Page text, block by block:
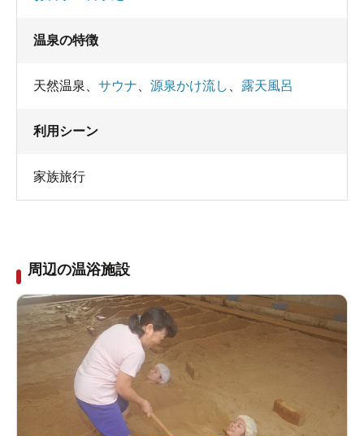
温泉の特徴
天然温泉 サウナ 源泉かけ流し 露天風呂
利用シーン
家族旅行
周辺の温浴施設